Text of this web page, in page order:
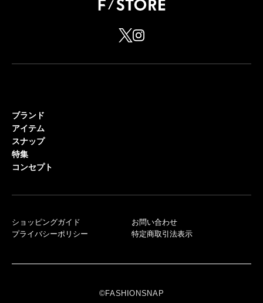
ブランド
アイテム
スナップ
特集
コンセプト
ショッピングガイド
プライバシーポリシー
お問い合わせ
特定商取引法表示
©FASHIONSNAP